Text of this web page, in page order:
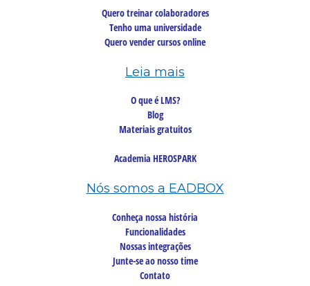
Quero treinar colaboradores
Tenho uma universidade
Quero vender cursos online
Leia mais
O que é LMS?
Blog
Materiais gratuitos
Academia HEROSPARK
Nós somos a EADBOX
Conheça nossa história
Funcionalidades
Nossas integrações
Junte-se ao nosso time
Contato